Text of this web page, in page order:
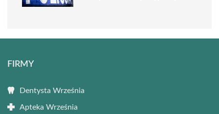
FIRMY
Dentysta Września
Apteka Września